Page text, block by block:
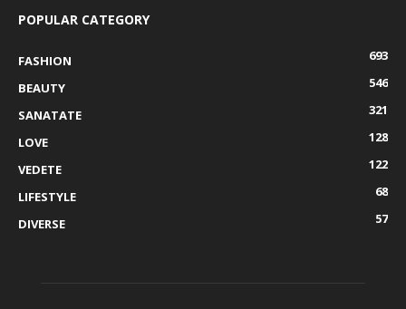
POPULAR CATEGORY
FASHION
693
BEAUTY
546
SANATATE
321
LOVE
128
VEDETE
122
LIFESTYLE
68
DIVERSE
57